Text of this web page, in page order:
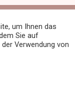
um Ihnen das
Sie auf
Verwendung von